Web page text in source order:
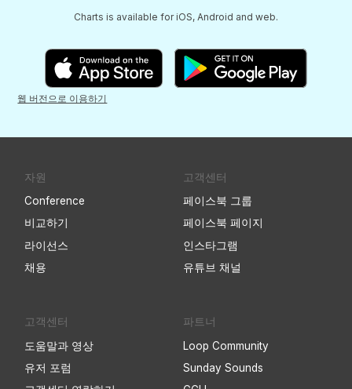
Charts is available for iOS, Android and web.
웹 버전으로 이용하기
자원
Conference
비교하기
라이선스
채용
고객센터
페이스북 그룹
페이스북 페이지
인스타그램
유튜브 채널
고객센터
도움말과 영상
유저 포럼
파트너
Loop Community
Sunday Sounds